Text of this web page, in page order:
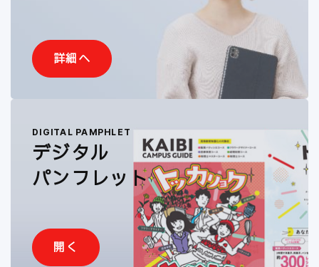
詳細へ
DIGITAL PAMPHLET
デジタル
パンフレット
開く